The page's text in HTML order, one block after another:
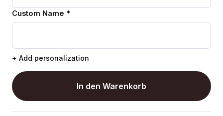
Custom Name *
+ Add personalization
In den Warenkorb